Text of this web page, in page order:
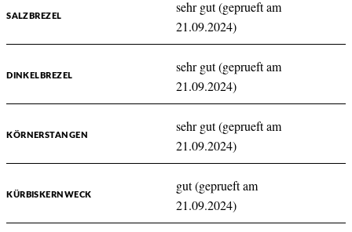
SALZBREZEL
sehr gut (geprueft am
21.09.2024)
DINKELBREZEL
sehr gut (geprueft am
21.09.2024)
KÖRNERSTANGEN
sehr gut (geprueft am
21.09.2024)
KÜRBISKERNWECK
gut (geprueft am
21.09.2024)